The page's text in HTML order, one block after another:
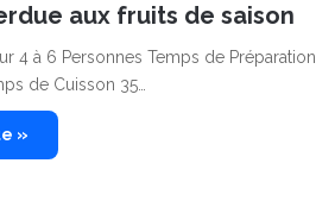
aux fruits de saison
4 à 6 Personnes Temps de Préparation
de Cuisson 35…
»